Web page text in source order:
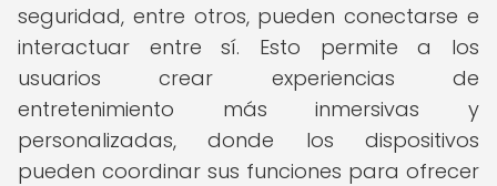
seguridad, entre otros, pueden conectarse e
interactuar entre sí. Esto permite a los
usuarios crear experiencias de
entretenimiento más inmersivas y
personalizadas, donde los dispositivos
pueden coordinar sus funciones para ofrecer